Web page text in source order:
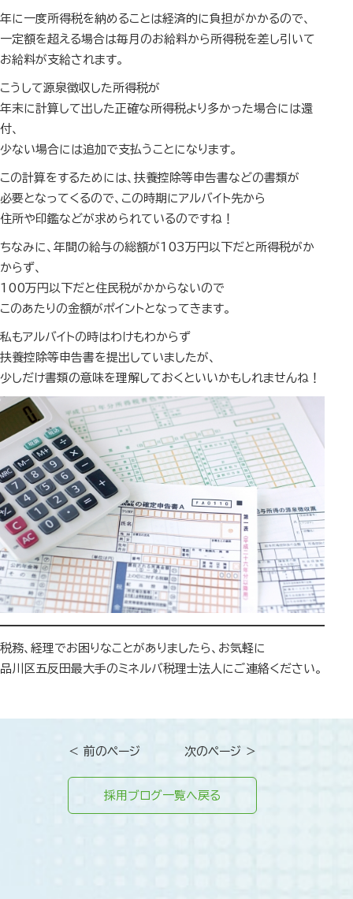
年に一度所得税を納めることは経済的に負担がかかるので、
一定額を超える場合は毎月のお給料から所得税を差し引いて
お給料が支給されます。
こうして源泉徴収した所得税が
年末に計算して出した正確な所得税より多かった場合には還
付、
少ない場合には追加で支払うことになります。
この計算をするためには、扶養控除等申告書などの書類が
必要となってくるので、この時期にアルバイト先から
住所や印鑑などが求められているのですね！
ちなみに、年間の給与の総額が103万円以下だと所得税がか
からず、
100万円以下だと住民税がかからないので
このあたりの金額がポイントとなってきます。
私もアルバイトの時はわけもわからず
扶養控除等申告書を提出していましたが、
少しだけ書類の意味を理解しておくといいかもしれませんね！
税務、経理でお困りなことがありましたら、お気軽に
品川区五反田最大手のミネルバ税理士法人にご連絡ください。
＜ 前のページ 次のページ ＞
採用ブログ一覧へ戻る